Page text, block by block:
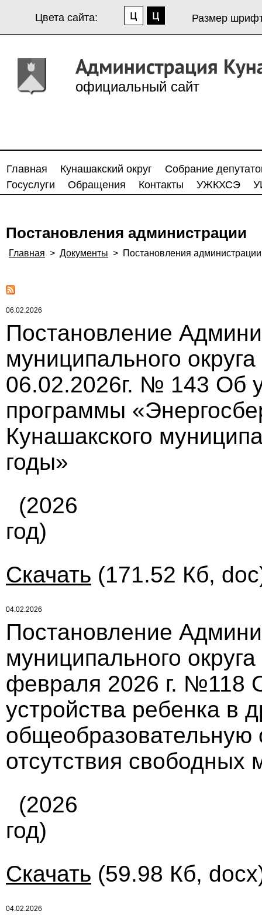
Цвета сайта: Размер
официальный сайт
Главная Кунашакский округ
Собрание
Госуслуги
Обращения Контакты УЖКХСЭ
Постановления администрации
Главная > Документы > Постановления администрации
06.02.2026
Постановление
муниципального
06.02.2026г. № 143 Об
программы
Кунашакского
годы»
(2026
год)
Скачать (171.52 Кб,
04.02.2026
Постановление
муниципального
февраля 2026 г. №118
устройства ребенка в
общеобразовательную
отсутствия свободных
(2026
год)
Скачать (59.98 Кб,
04.02.2026